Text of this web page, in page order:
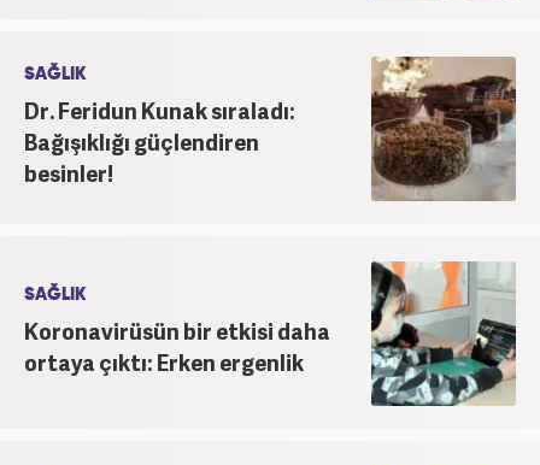
SAĞLIK
Dr. Feridun Kunak sıraladı:
Bağışıklığı güçlendiren
besinler!
SAĞLIK
Koronavirüsün bir etkisi daha
ortaya çıktı: Erken ergenlik